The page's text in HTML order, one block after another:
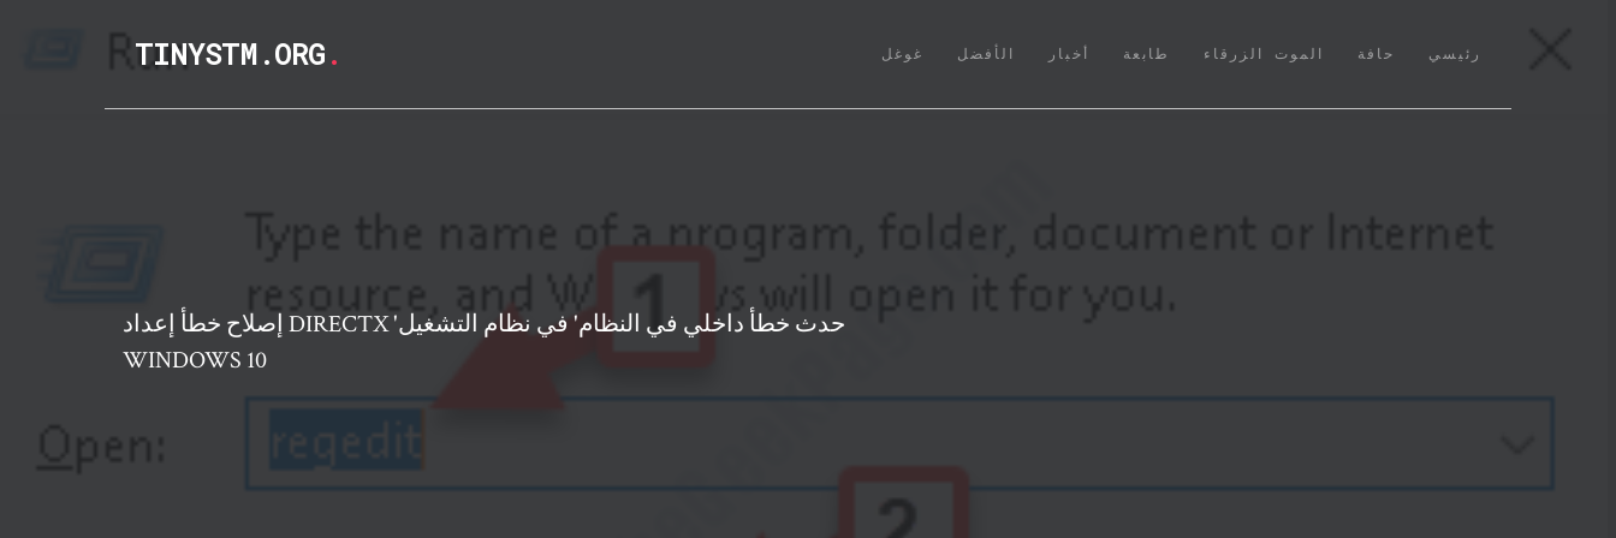
TINYSTM.ORG. رئيسي
(CURRENT) حافة الموت الزرقاء طابعة أخبار الأفضل غوغل
إصلاح خطأ إعداد DIRECTX 'حدث خطأ داخلي في النظام' في نظام التشغيل
WINDOWS 10